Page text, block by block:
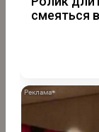
смеяться